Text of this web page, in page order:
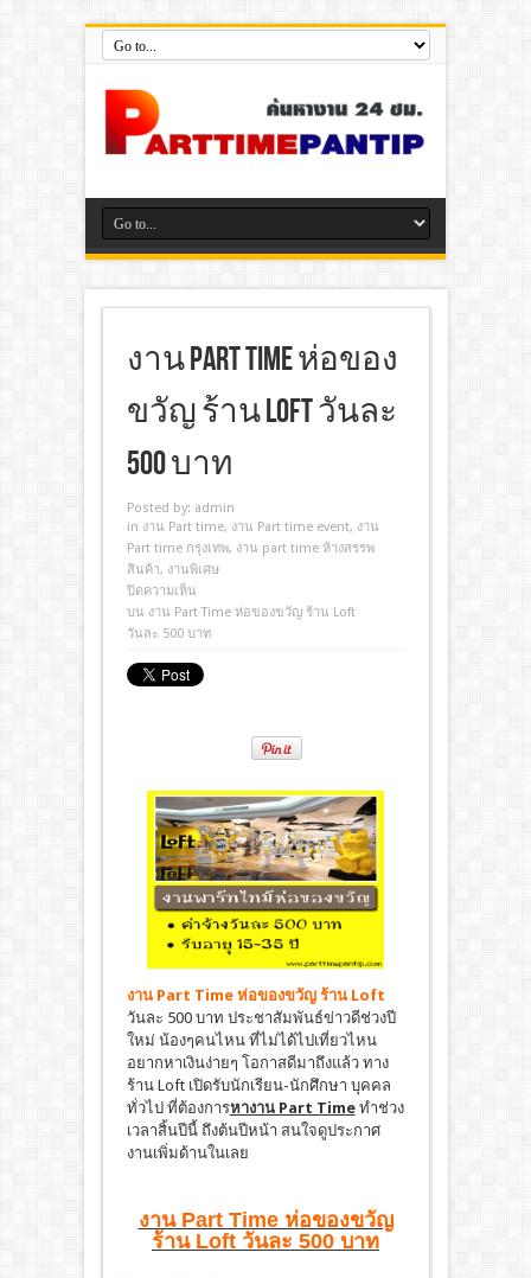
งาน Part Time ห่อของ
ขวัญ ร้าน Loft วันละ
500 บาท
Posted by: admin
in งาน Part time, งาน Part time event, งาน
Part time กรุงเทพ, งาน part time ห้างสรรพ
สินค้า, งานพิเศษ
ปิดความเห็น
บน งาน Part Time ห่อของขวัญ ร้าน Loft
วันละ 500 บาท
งาน Part Time ห่อของขวัญ ร้าน Loft
วันละ 500 บาท ประชาสัมพันธ์ข่าวดีช่วงปี
ใหม่ น้องๆคนไหน ที่ไม่ได้ไปเที่ยวไหน
อยากหาเงินง่ายๆ โอกาสดีมาถึงแล้ว ทาง
ร้าน Loft เปิดรับนักเรียน-นักศึกษา บุคคล
ทั่วไป ที่ต้องการหางาน Part Timeทำช่วง
เวลาสิ้นปีนี้ ถึงต้นปีหน้า สนใจดูประกาศ
งานเพิ่มด้านในเลย
งาน Part Time ห่อของขวัญ
ร้าน Loft วันละ 500 บาท